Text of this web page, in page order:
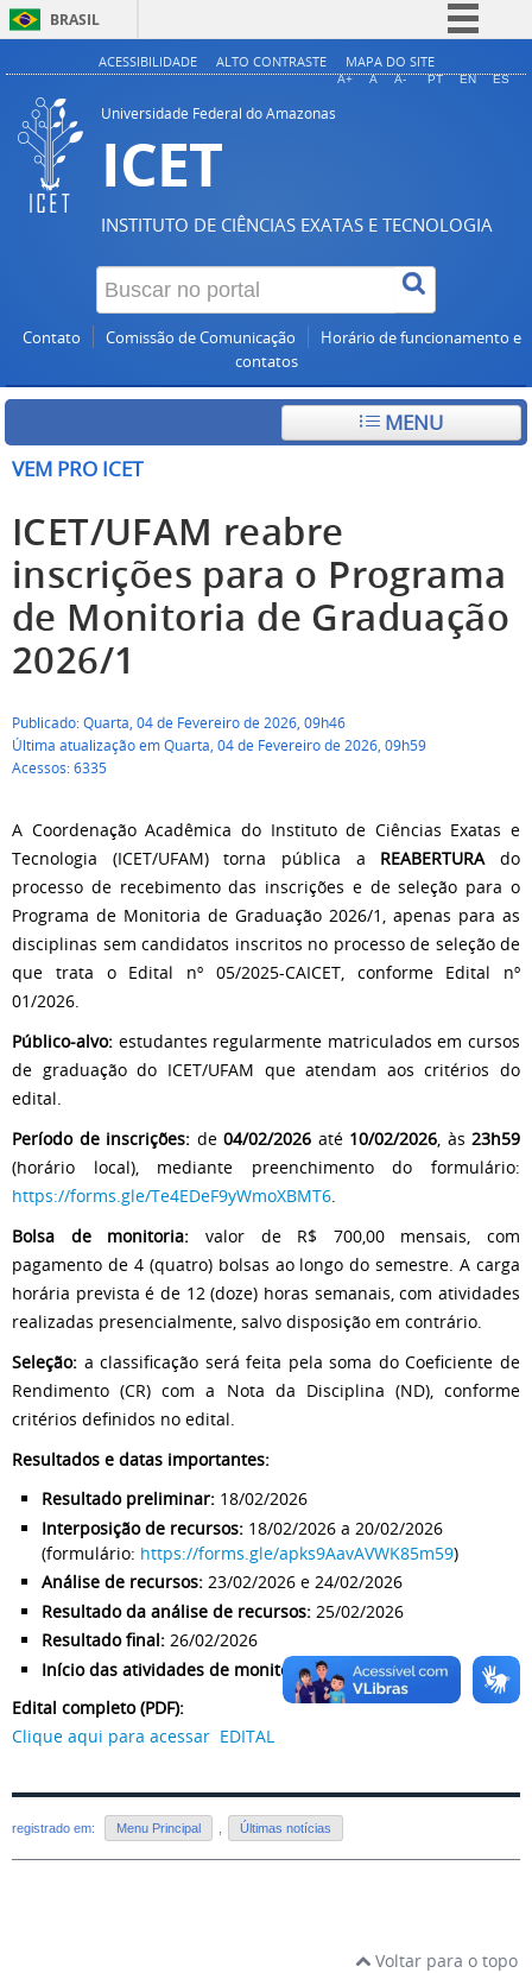
BRASIL
Simplifique!
ACESSIBILIDADE ALTO CONTRASTE MAPA DO SITE
A+ A A- PT EN ES
Universidade Federal do Amazonas
ICET
INSTITUTO DE CIÊNCIAS EXATAS E TECNOLOGIA
Contato Comissão de Comunicação
Horário de funcionamento e
contatos
MENU
VEM PRO ICET
ICET/UFAM reabre
inscrições para o Programa
de Monitoria de Graduação
2026/1
Publicado: Quarta, 04 de Fevereiro de 2026, 09h46
Última atualização em Quarta, 04 de Fevereiro de 2026, 09h59
Acessos: 6335
A Coordenação Acadêmica do Instituto de Ciências Exatas e
Tecnologia (ICET/UFAM) torna pública a REABERTURAdo
processo de recebimento das inscrições e de seleção para o
Programa de Monitoria de Graduação 2026/1, apenas para as
disciplinas sem candidatos inscritos no processo de seleção de
que trata o Edital nº 05/2025-CAICET, conforme Edital nº
01/2026.
Público-alvo: estudantes regularmente matriculados em cursos
de graduação do ICET/UFAM que atendam aos critérios do
edital.
Período de inscrições: de 04/02/2026 até 10/02/2026, às 23h59
(horário local), mediante preenchimento do formulário:
https://forms.gle/Te4EDeF9yWmoXBMT6.
Bolsa de monitoria: valor de R$ 700,00 mensais, com
pagamento de 4 (quatro) bolsas ao longo do semestre. A carga
horária prevista é de 12 (doze) horas semanais, com atividades
realizadas presencialmente, salvo disposição em contrário.
Seleção: a classificação será feita pela soma do Coeficiente de
Rendimento (CR) com a Nota da Disciplina (ND), conforme
critérios definidos no edital.
Resultados e datas importantes:
Resultado preliminar: 18/02/2026
Interposição de recursos: 18/02/2026 a 20/02/2026
(formulário: https://forms.gle/apks9AavAVWK85m59)
Análise de recursos: 23/02/2026 e 24/02/2026
Resultado da análise de recursos: 25/02/2026
Resultado final: 26/02/2026
Início das atividades de monitoria:17/03/2026
Edital completo (PDF):
Clique aqui para acessar EDITAL
registrado em: Menu Principal Últimas notícias
Voltar para o topo